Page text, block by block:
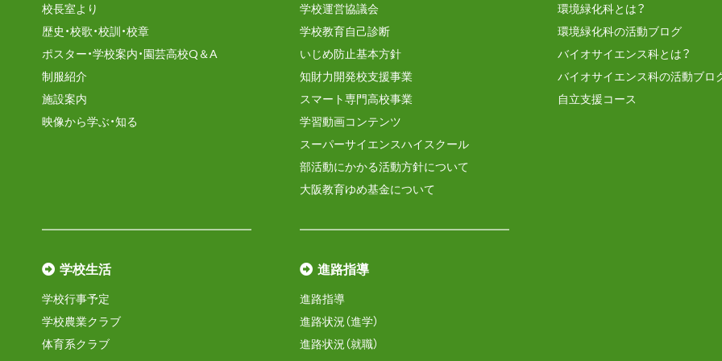
校長室より
歴史・校歌・校訓・校章
ポスター・学校案内・園芸高校Q＆A
制服紹介
施設案内
映像から学ぶ・知る
学校運営協議会
学校教育自己診断
いじめ防止基本方針
知財力開発校支援事業
スマート専門高校事業
学習動画コンテンツ
スーパーサイエンスハイスクール
部活動にかかる活動方針について
大阪教育ゆめ基金について
環境緑化科とは？
環境緑化科の活動ブログ
バイオサイエンス科とは？
バイオサイエンス科の活動ブロ
自立支援コース
学校生活
学校行事予定
学校農業クラブ
体育系クラブ
進路指導
進路指導
進路状況（進学）
進路状況（就職）